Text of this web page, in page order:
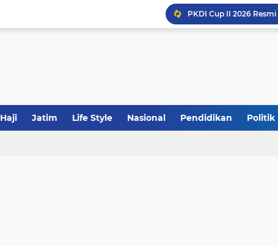
Haji Jatim Life Style Nasional Pendidikan Politik